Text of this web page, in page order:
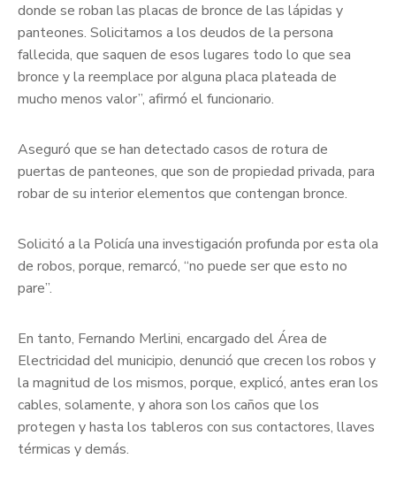
donde se roban las placas de bronce de las lápidas y
panteones. Solicitamos a los deudos de la persona
fallecida, que saquen de esos lugares todo lo que sea
bronce y la reemplace por alguna placa plateada de
mucho menos valor”, afirmó el funcionario.
Aseguró que se han detectado casos de rotura de
puertas de panteones, que son de propiedad privada, para
robar de su interior elementos que contengan bronce.
Solicitó a la Policía una investigación profunda por esta ola
de robos, porque, remarcó, “no puede ser que esto no
pare”.
En tanto, Fernando Merlini, encargado del Área de
Electricidad del municipio, denunció que crecen los robos y
la magnitud de los mismos, porque, explicó, antes eran los
cables, solamente, y ahora son los caños que los
protegen y hasta los tableros con sus contactores, llaves
térmicas y demás.